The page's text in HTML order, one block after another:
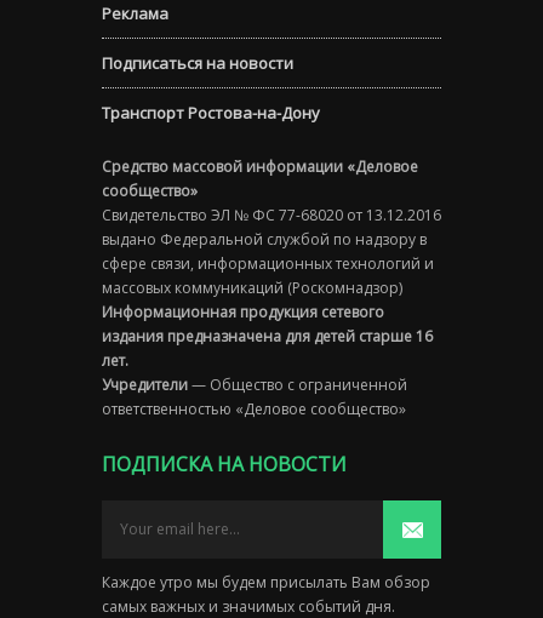
Реклама
Подписаться на новости
Транспорт Ростова-на-Дону
Средство массовой информации «Деловое
сообщество»
Свидетельство ЭЛ № ФС 77-68020 от 13.12.2016
выдано Федеральной службой по надзору в
сфере связи, информационных технологий и
массовых коммуникаций (Роскомнадзор)
Информационная продукция сетевого
издания предназначена для детей старше 16
лет.
Учредители— Общество с ограниченной
ответственностью «Деловое сообщество»
ПОДПИСКА НА НОВОСТИ
Каждое утро мы будем присылать Вам обзор
самых важных и значимых событий дня.